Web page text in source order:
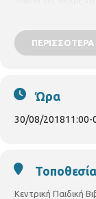
Πέμπτη 30
ΔΕΔΟΜΕΝΑ: Οι
χώρες που
Για παιδιά 6 - 12
ΠΕΡΙΣΣΌΤΕΡΑ
Ώρα
30/08/201811:00-
Τοποθεσία
Κεντρική Παιδική